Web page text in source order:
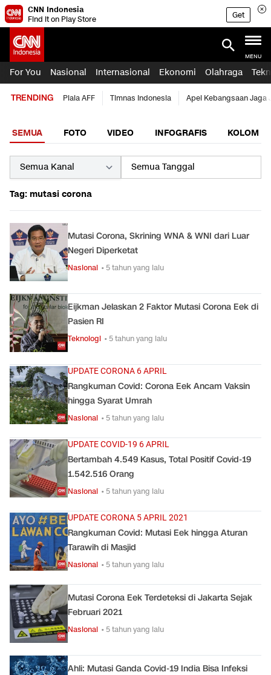
CNN Indonesia
Find it on Play Store
Get
MENU
For You Nasional Internasional Ekonomi Olahraga
TRENDING Piala AFF Timnas Indonesia Apel Kebangsaan Jaga
SEMUA FOTO VIDEO INFOGRAFIS KOLOM
Tag: mutasi corona
Mutasi Corona, Skrining WNA & WNI dari Luar
Negeri Diperketat
Nasional • 5 tahun yang lalu
Eijkman Jelaskan 2 Faktor Mutasi Corona Eek di
Pasien RI
Teknologi • 5 tahun yang lalu
UPDATE CORONA 6 APRIL
Rangkuman Covid: Corona Eek Ancam Vaksin
hingga Syarat Umrah
Nasional • 5 tahun yang lalu
UPDATE COVID-19 6 APRIL
Bertambah 4.549 Kasus, Total Positif Covid-19
1.542.516 Orang
Nasional • 5 tahun yang lalu
UPDATE CORONA 5 APRIL 2021
Rangkuman Covid: Mutasi Eek hingga Aturan
Tarawih di Masjid
Nasional • 5 tahun yang lalu
Mutasi Corona Eek Terdeteksi di Jakarta Sejak
Februari 2021
Nasional • 5 tahun yang lalu
Ahli: Mutasi Ganda Covid-19 India Bisa Infeksi